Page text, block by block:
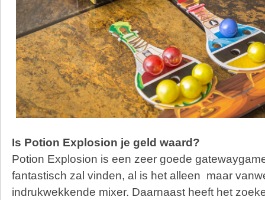
Is Potion Explosion je geld waard?
Potion Explosion is een zeer goede
fantastisch zal vinden, al is het alleen maar
indrukwekkende mixer. Daarnaast heeft het